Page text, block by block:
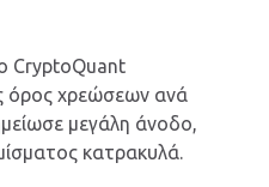
CryptoQuant
όρος χρεώσεων ανά
μεγάλη άνοδο,
κατρακυλά.